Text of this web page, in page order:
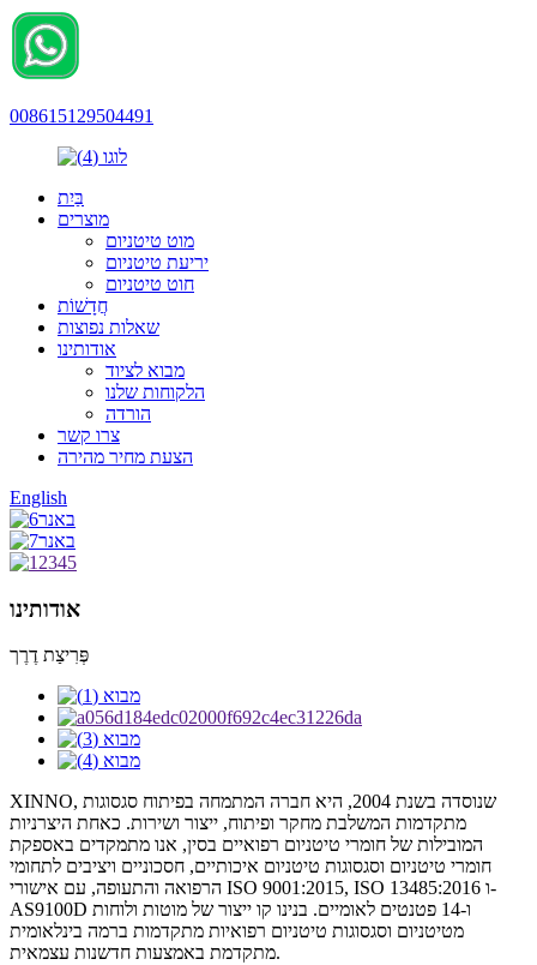
008615129504491
בַּיִת
מוצרים
מוט טיטניום
יריעת טיטניום
חוט טיטניום
חֲדָשׁוֹת
שאלות נפוצות
אודותינו
מבוא לציוד
הלקוחות שלנו
הורדה
צרו קשר
הצעת מחיר מהירה
English
אודותינו
פְּרִיצַת דֶרֶך
XINNO, שנוסדה בשנת 2004, היא חברה המתמחה בפיתוח סגסוגות
מתקדמות המשלבת מחקר ופיתוח, ייצור ושירות. כאחת היצרניות
המובילות של חומרי טיטניום רפואיים בסין, אנו מתמקדים באספקת
חומרי טיטניום וסגסוגות טיטניום איכותיים, חסכוניים ויציבים לתחומי
הרפואה והתעופה, עם אישורי ISO 9001:2015, ISO 13485:2016 ו-
AS9100D ו-14 פטנטים לאומיים. בנינו קו ייצור של מוטות ולוחות
מטיטניום וסגסוגות טיטניום רפואיות מתקדמות ברמה בינלאומית
מתקדמת באמצעות חדשנות עצמאית.